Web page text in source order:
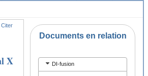
Citer
X
Documents en relation
DI-fusion